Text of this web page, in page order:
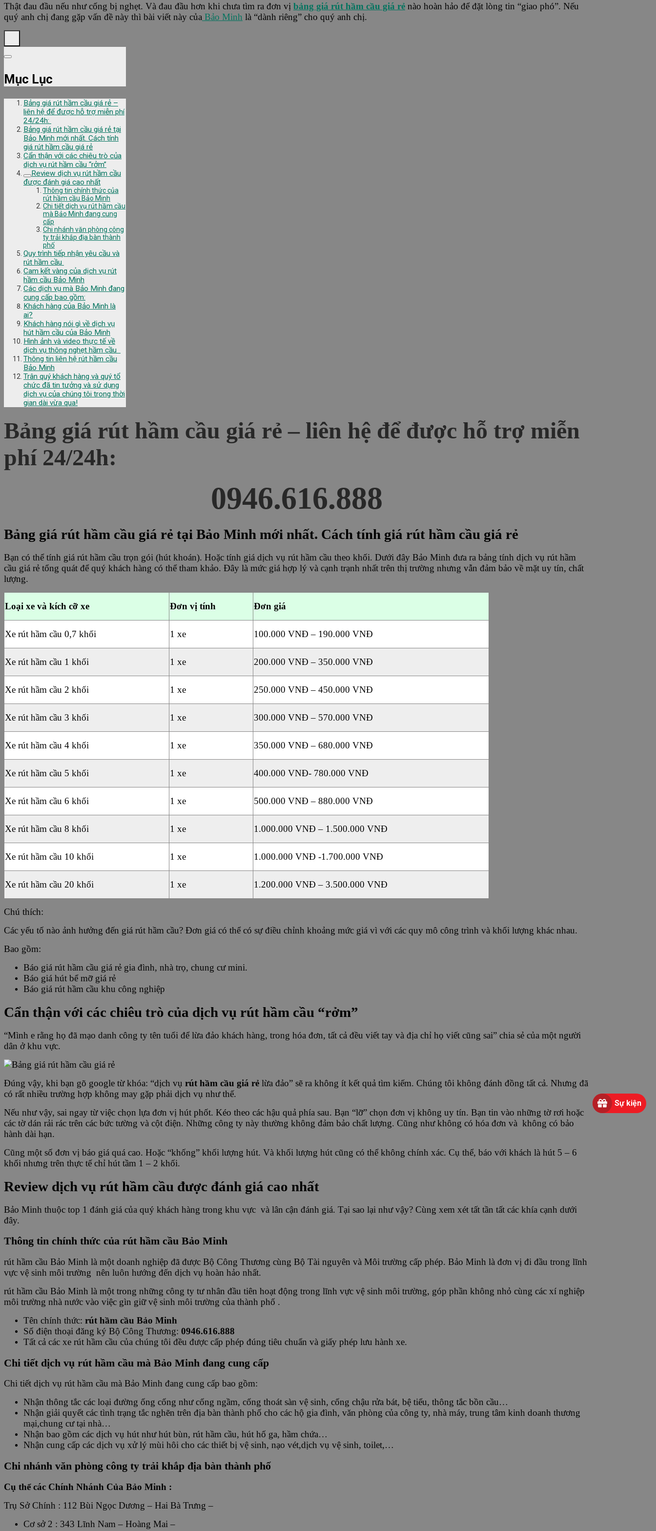
Thật đau đầu nếu như cống bị nghẹt. Và đau đầu hơn khi chưa tìm ra đơn vị bảng giá rút hầm cầu giá rẻ nào hoàn hảo để đặt lòng tin “giao phó”. Nếu
quý anh chị đang gặp vấn đề này thì bài viết này của Bảo Minh là “dành riêng” cho quý anh chị.
Mục Lục
Bảng giá rút hầm cầu giá rẻ –
liên hệ để được hỗ trợ miễn phí
24/24h:
Bảng giá rút hầm cầu giá rẻ tại
Bảo Minh mới nhất. Cách tính
giá rút hầm cầu giá rẻ
Cẩn thận với các chiêu trò của
dịch vụ rút hầm cầu “rởm”
Review dịch vụ rút hầm cầu
được đánh giá cao nhất
Thông tin chính thức của
rút hầm cầu Bảo Minh
Chi tiết dịch vụ rút hầm cầu
mà Bảo Minh đang cung
cấp
Chi nhánh văn phòng công
ty trải khắp địa bàn thành
phố
Quy trình tiếp nhận yêu cầu và
rút hầm cầu
Cam kết vàng của dịch vụ rút
hầm cầu Bảo Minh
Các dịch vụ mà Bảo Minh đang
cung cấp bao gồm:
Khách hàng của Bảo Minh là
ai?
Khách hàng nói gì về dịch vụ
hút hầm cầu của Bảo Minh
Hình ảnh và video thực tế về
dịch vụ thông nghẹt hầm cầu
Thông tin liên hệ rút hầm cầu
Bảo Minh
Trân quý khách hàng và quý tổ
chức đã tin tưởng và sử dụng
dịch vụ của chúng tôi trong thời
gian dài vừa qua!
Bảng giá rút hầm cầu giá rẻ – liên hệ để được hỗ trợ miễn
phí 24/24h:
0946.616.888
Bảng giá rút hầm cầu giá rẻ tại Bảo Minh mới nhất. Cách tính giá rút hầm cầu giá rẻ
Bạn có thể tính giá rút hầm cầu trọn gói (hút khoán). Hoặc tính giá dịch vụ rút hầm cầu theo khối. Dưới đây Bảo Minh đưa ra bảng tính dịch vụ rút hầm
cầu giá rẻ tổng quát để quý khách hàng có thể tham khảo. Đây là mức giá hợp lý và cạnh trạnh nhất trên thị trường nhưng vẫn đảm bảo về mặt uy tín, chất
lượng.
Loại xe và kích cỡ xe Đơn vị tính Đơn giá
Xe rút hầm cầu 0,7 khối 1 xe 100.000 VNĐ – 190.000 VNĐ
Xe rút hầm cầu 1 khối 1 xe 200.000 VNĐ – 350.000 VNĐ
Xe rút hầm cầu 2 khối 1 xe 250.000 VNĐ – 450.000 VNĐ
Xe rút hầm cầu 3 khối 1 xe 300.000 VNĐ – 570.000 VNĐ
Xe rút hầm cầu 4 khối 1 xe 350.000 VNĐ – 680.000 VNĐ
Xe rút hầm cầu 5 khối 1 xe 400.000 VNĐ- 780.000 VNĐ
Xe rút hầm cầu 6 khối 1 xe 500.000 VNĐ – 880.000 VNĐ
Xe rút hầm cầu 8 khối 1 xe 1.000.000 VNĐ – 1.500.000 VNĐ
Xe rút hầm cầu 10 khối 1 xe 1.000.000 VNĐ -1.700.000 VNĐ
Xe rút hầm cầu 20 khối 1 xe 1.200.000 VNĐ – 3.500.000 VNĐ
Chú thích:
Các yếu tố nào ảnh hưởng đến giá rút hầm cầu? Đơn giá có thể có sự điều chỉnh khoảng mức giá vì với các quy mô công trình và khối lượng khác nhau.
Bao gồm:
Báo giá rút hầm cầu giá rẻ gia đình, nhà trọ, chung cư mini.
Báo giá hút bể mỡ giá rẻ
Báo giá rút hầm cầu khu công nghiệp
Cẩn thận với các chiêu trò của dịch vụ rút hầm cầu “rởm”
“Mình e rằng họ đã mạo danh công ty tên tuổi để lừa đảo khách hàng, trong hóa đơn, tất cả đều viết tay và địa chỉ họ viết cũng sai” chia sẻ của một người
dân ở khu vực.
Đúng vậy, khi bạn gõ google từ khóa: “dịch vụ rút hầm cầu giá rẻ lừa đảo” sẽ ra không ít kết quả tìm kiếm. Chúng tôi không đánh đồng tất cả. Nhưng đã
có rất nhiều trường hợp không may gặp phải dịch vụ như thế.
Nếu như vậy, sai ngay từ việc chọn lựa đơn vị hút phốt. Kéo theo các hậu quả phía sau. Bạn “lỡ” chọn đơn vị không uy tín. Bạn tin vào những tờ rơi hoặc
các tờ dán rải rác trên các bức tường và cột điện. Những công ty này thường không đảm bảo chất lượng. Cũng như không có hóa đơn và không có bảo
hành dài hạn.
Cũng một số đơn vị báo giá quá cao. Hoặc “khống” khối lượng hút. Và khối lượng hút cũng có thể không chính xác. Cụ thể, báo với khách là hút 5 – 6
khối nhưng trên thực tế chỉ hút tầm 1 – 2 khối.
Review dịch vụ rút hầm cầu được đánh giá cao nhất
Bảo Minh thuộc top 1 đánh giá của quý khách hàng trong khu vực và lân cận đánh giá. Tại sao lại như vậy? Cùng xem xét tất tần tất các khía cạnh dưới
đây.
Thông tin chính thức của rút hầm cầu Bảo Minh
rút hầm cầu Bảo Minh là một doanh nghiệp đã được Bộ Công Thương cùng Bộ Tài nguyên và Môi trường cấp phép. Bảo Minh là đơn vị đi đầu trong lĩnh
vực vệ sinh môi trường nên luôn hướng đến dịch vụ hoàn hảo nhất.
rút hầm cầu Bảo Minh là một trong những công ty tư nhân đầu tiên hoạt động trong lĩnh vực vệ sinh môi trường, góp phần không nhỏ cùng các xí nghiệp
môi trường nhà nước vào việc gìn giữ vệ sinh môi trường của thành phố .
Tên chính thức: rút hầm cầu Bảo Minh
Số điện thoại đăng ký Bộ Công Thương: 0946.616.888
Tất cả các xe rút hầm cầu của chúng tôi đều được cấp phép đúng tiêu chuẩn và giấy phép lưu hành xe.
Chi tiết dịch vụ rút hầm cầu mà Bảo Minh đang cung cấp
Chi tiết dịch vụ rút hầm cầu mà Bảo Minh đang cung cấp bao gồm:
Nhận thông tắc các loại đường ống cống như cống ngầm, cống thoát sàn vệ sinh, cống chậu rửa bát, bệ tiểu, thông tắc bồn cầu…
Nhận giải quyết các tình trạng tắc nghẽn trên địa bàn thành phố cho các hộ gia đình, văn phòng của công ty, nhà máy, trung tâm kinh doanh thương
mại,chung cư tại nhà…
Nhận bao gồm các dịch vụ hút như hút bùn, rút hầm cầu, hút hố ga, hầm chứa…
Nhận cung cấp các dịch vụ xử lý mùi hôi cho các thiết bị vệ sinh, nạo vét,dịch vụ vệ sinh, toilet,…
Chi nhánh văn phòng công ty trải khắp địa bàn thành phố
Cụ thể các Chính Nhánh Của Bảo Minh :
Trụ Sở Chính : 112 Bùi Ngọc Dương – Hai Bà Trưng –
Cơ sở 2 : 343 Lĩnh Nam – Hoàng Mai –
Sự kiện